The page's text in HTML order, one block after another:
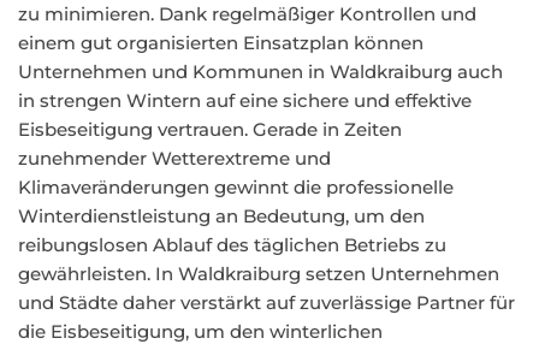
zu minimieren. Dank regelmäßiger Kontrollen und
einem gut organisierten Einsatzplan können
Unternehmen und Kommunen in Waldkraiburg auch
in strengen Wintern auf eine sichere und effektive
Eisbeseitigung vertrauen. Gerade in Zeiten
zunehmender Wetterextreme und
Klimaveränderungen gewinnt die professionelle
Winterdienstleistung an Bedeutung, um den
reibungslosen Ablauf des täglichen Betriebs zu
gewährleisten. In Waldkraiburg setzen Unternehmen
und Städte daher verstärkt auf zuverlässige Partner für
die Eisbeseitigung, um den winterlichen